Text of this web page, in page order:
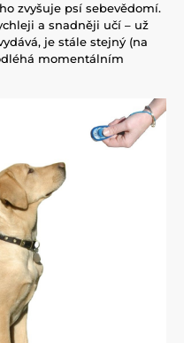
zvyšuje psí sebevědomí.
a snadněji učí – už
je stále stejný (na
momentálním